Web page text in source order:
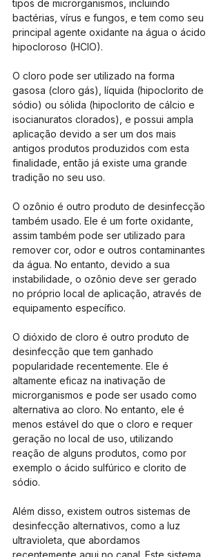
tipos de microrganismos, incluindo
bactérias, vírus e fungos, e tem como seu
principal agente oxidante na água o ácido
hipocloroso (HClO).
O cloro pode ser utilizado na forma
gasosa (cloro gás), líquida (hipoclorito de
sódio) ou sólida (hipoclorito de cálcio e
isocianuratos clorados), e possui ampla
aplicação devido a ser um dos mais
antigos produtos produzidos com esta
finalidade, então já existe uma grande
tradição no seu uso.
O ozônio é outro produto de desinfecção
também usado. Ele é um forte oxidante,
assim também pode ser utilizado para
remover cor, odor e outros contaminantes
da água. No entanto, devido a sua
instabilidade, o ozônio deve ser gerado
no próprio local de aplicação, através de
equipamento específico.
O dióxido de cloro é outro produto de
desinfecção que tem ganhado
popularidade recentemente. Ele é
altamente eficaz na inativação de
microrganismos e pode ser usado como
alternativa ao cloro. No entanto, ele é
menos estável do que o cloro e requer
geração no local de uso, utilizando
reação de alguns produtos, como por
exemplo o ácido sulfúrico e clorito de
sódio.
Além disso, existem outros sistemas de
desinfecção alternativos, como a luz
ultravioleta, que abordamos
recentemente aqui no canal. Este sistema